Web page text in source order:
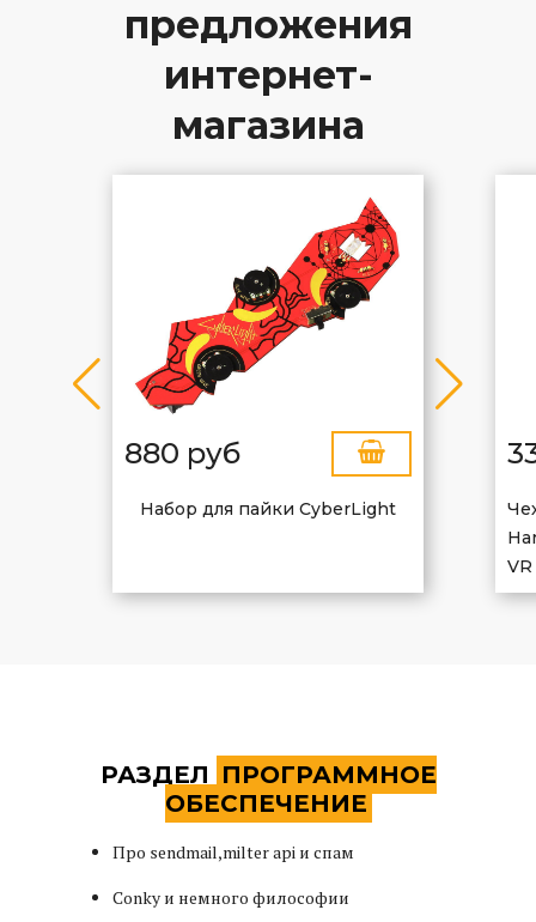
предложения
интернет-
магазина
880 руб
Набор для пайки CyberLight
VR
Все статьи
РАЗДЕЛ ПРОГРАММНОЕ
ОБЕСПЕЧЕНИЕ
Про sendmail,milter api и спам
Conky и немного философии